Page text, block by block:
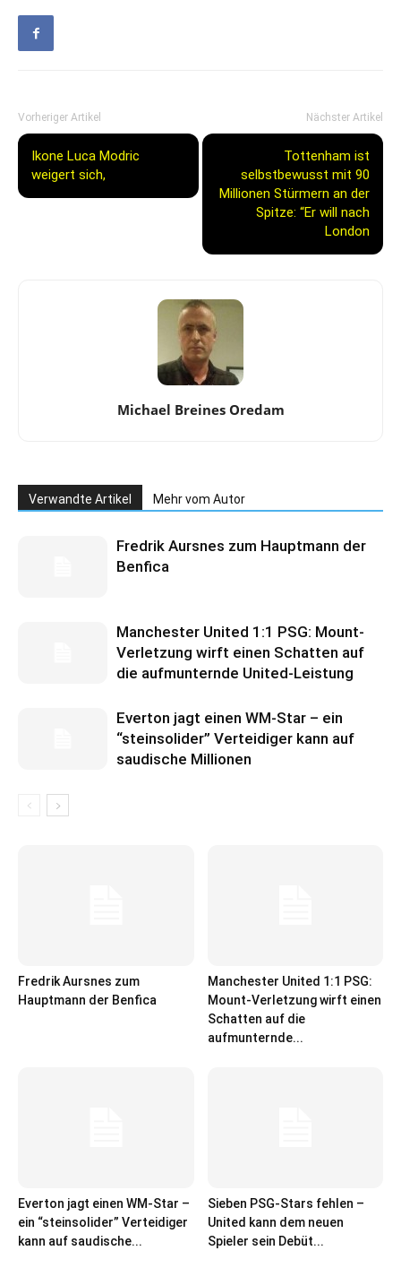
Vorheriger Artikel
Ikone Luca Modric
weigert sich,
Nächster Artikel
Tottenham ist
selbstbewusst mit 90
Millionen Stürmern an der
Spitze: “Er will nach
London
Michael Breines Oredam
Verwandte Artikel Mehr vom Autor
Fredrik Aursnes zum Hauptmann der
Benfica
Manchester United 1:1 PSG: Mount-
Verletzung wirft einen Schatten auf
die aufmunternde United-Leistung
Everton jagt einen WM-Star – ein
“steinsolider” Verteidiger kann auf
saudische Millionen
Fredrik Aursnes zum
Hauptmann der Benfica
Manchester United 1:1 PSG:
Mount-Verletzung wirft einen
Schatten auf die
aufmunternde...
Everton jagt einen WM-Star –
ein “steinsolider” Verteidiger
kann auf saudische...
Sieben PSG-Stars fehlen –
United kann dem neuen
Spieler sein Debüt...